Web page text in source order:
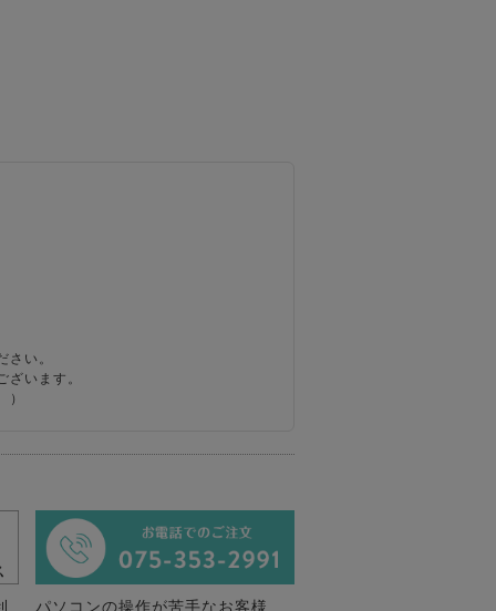
い。
います。
パソコンの操作が苦手なお客様